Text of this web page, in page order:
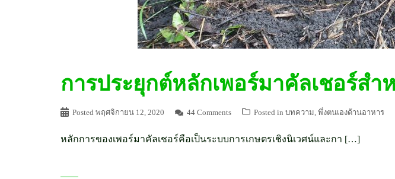
การประยุกต์หลักเพอร์มาคัลเชอร์สำ
Posted พฤศจิกายน 12, 2020 44 Comments Posted in บทความ, พึ่งตนเองด้านอาหาร
หลักการของเพอร์มาคัลเชอร์คือเป็นระบบการเกษตรเชิงนิเวศน์และกา […]